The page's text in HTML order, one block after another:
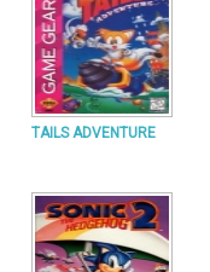
TAILS ADVENTURE